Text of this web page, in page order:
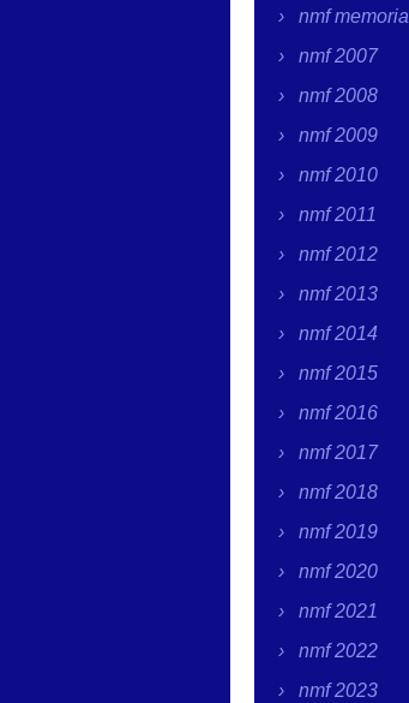
nmf memoria
nmf 2007
nmf 2008
nmf 2009
nmf 2010
nmf 2011
nmf 2012
nmf 2013
nmf 2014
nmf 2015
nmf 2016
nmf 2017
nmf 2018
nmf 2019
nmf 2020
nmf 2021
nmf 2022
nmf 2023